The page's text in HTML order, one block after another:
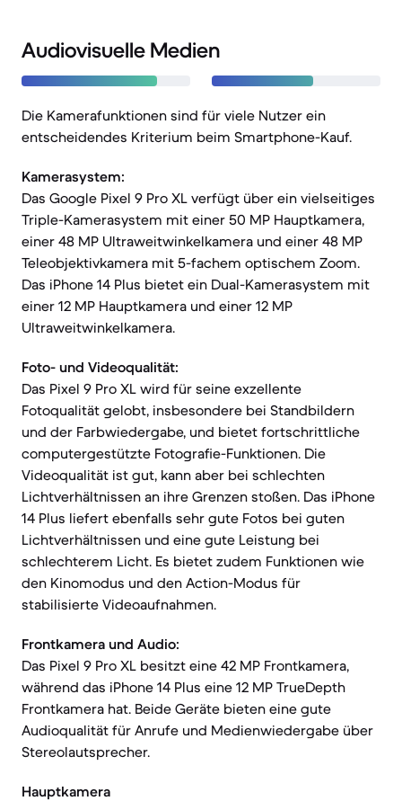
Audiovisuelle Medien
Die Kamerafunktionen sind für viele Nutzer ein
entscheidendes Kriterium beim Smartphone-Kauf.
Kamerasystem:
Das Google Pixel 9 Pro XL verfügt über ein vielseitiges
Triple-Kamerasystem mit einer 50 MP Hauptkamera,
einer 48 MP Ultraweitwinkelkamera und einer 48 MP
Teleobjektivkamera mit 5-fachem optischem Zoom.
Das iPhone 14 Plus bietet ein Dual-Kamerasystem mit
einer 12 MP Hauptkamera und einer 12 MP
Ultraweitwinkelkamera.
Foto- und Videoqualität:
Das Pixel 9 Pro XL wird für seine exzellente
Fotoqualität gelobt, insbesondere bei Standbildern
und der Farbwiedergabe, und bietet fortschrittliche
computergestützte Fotografie-Funktionen. Die
Videoqualität ist gut, kann aber bei schlechten
Lichtverhältnissen an ihre Grenzen stoßen. Das iPhone
14 Plus liefert ebenfalls sehr gute Fotos bei guten
Lichtverhältnissen und eine gute Leistung bei
schlechterem Licht. Es bietet zudem Funktionen wie
den Kinomodus und den Action-Modus für
stabilisierte Videoaufnahmen.
Frontkamera und Audio:
Das Pixel 9 Pro XL besitzt eine 42 MP Frontkamera,
während das iPhone 14 Plus eine 12 MP TrueDepth
Frontkamera hat. Beide Geräte bieten eine gute
Audioqualität für Anrufe und Medienwiedergabe über
Stereolautsprecher.
Hauptkamera